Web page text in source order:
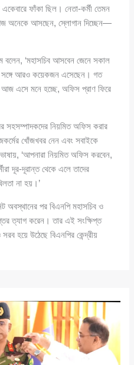
ফাঁকা ছিল। নেতা-কর্মী তেমন
অনেকে আসছেন, স্লোগান দিচ্ছেন—
বলেন, ‘মহাসচিব আসবেন জেনে সকাল
সঙ্গে আরও কয়েকজন এসেছেন। গত
এসে মনে হচ্ছে, অফিস প্রাণ ফিরে
সহসম্পাদকদের নিয়মিত অফিস করার
খোঁজখবর নেন এবং সবাইকে
‘আপনারা নিয়মিত অফিস করবেন,
দূর-দূরান্ত থেকে এলে তাদের
না হয়।’
অবস্থানের পর বিএনপি মহাসচিব ও
ত্যাগ করেন। তার এই সংক্ষিপ্ত
হয়ে উঠেছে বিএনপির কেন্দ্রীয়